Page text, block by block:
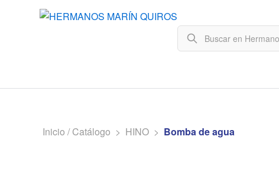
Inicio / Catálogo > HINO > Bomba de agua